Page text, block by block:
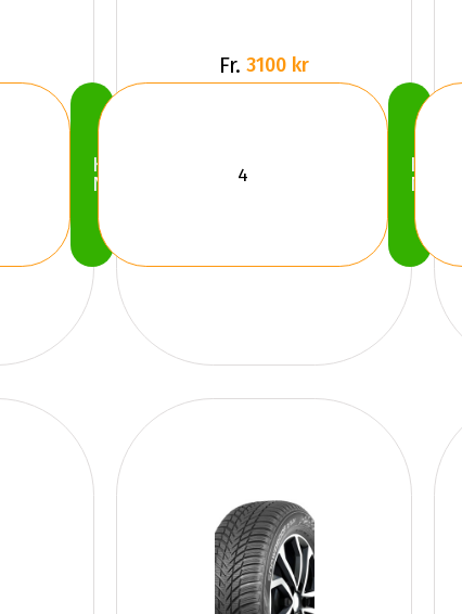
Köp
Nu
Fr. 3100 kr
Köp
Nu